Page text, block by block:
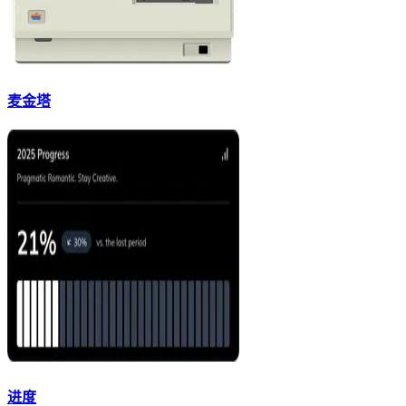
麦金塔
进度